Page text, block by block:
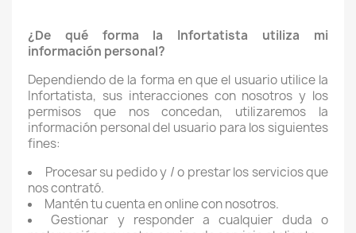
¿De qué forma la Infortatista utiliza mi
información personal?
Dependiendo de la forma en que el usuario utilice la
Infortatista, sus interacciones con nosotros y los
permisos que nos concedan, utilizaremos la
información personal del usuario para los siguientes
fines:
Procesar su pedido y / o prestar los servicios que
nos contrató.
Mantén tu cuenta en online con nosotros.
Gestionar y responder a cualquier duda o